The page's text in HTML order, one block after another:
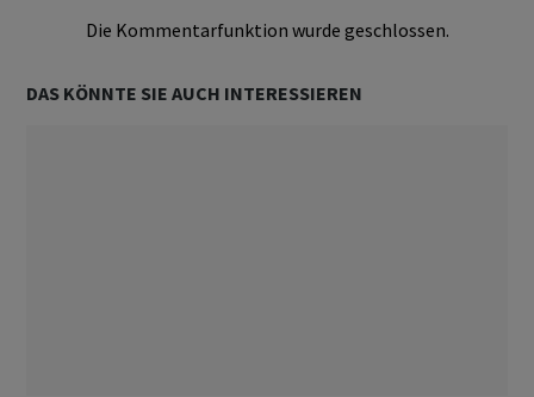
Die Kommentarfunktion wurde geschlossen.
DAS KÖNNTE SIE AUCH INTERESSIEREN